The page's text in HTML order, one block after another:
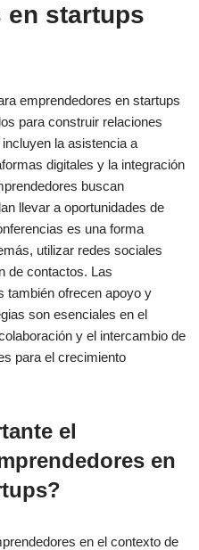
en startups
emprendedores en startups
para construir relaciones
la asistencia a
digitales y la integración
buscan
llevar a oportunidades de
es una forma
utilizar redes sociales
de contactos. Las
también ofrecen apoyo y
son esenciales en el
y el intercambio de
para el crecimiento
el
en
en el contexto de